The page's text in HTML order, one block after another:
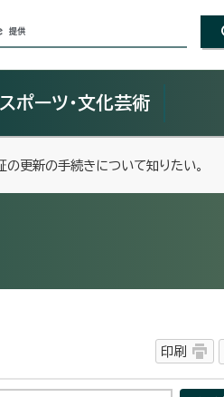
ポーツ・文化芸術
更新の手続きについて知りたい。
印刷